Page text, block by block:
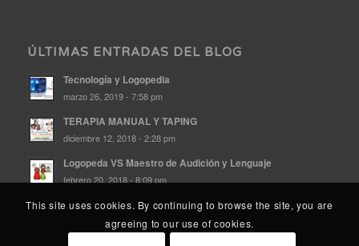
ÚLTIMAS ENTRADAS DEL BLOG
Tecnología y Logopedia
marzo 26, 2019 - 7:58 pm
TERAPIA MANUAL Y TAPING
diciembre 12, 2018 - 2:28 pm
Logopeda VS Maestro de Audición y Lenguaje
febrero 20, 2018 - 8:09 pm
This site uses cookies. By continuing to browse the site, you are
agreeing to our use of cookies.